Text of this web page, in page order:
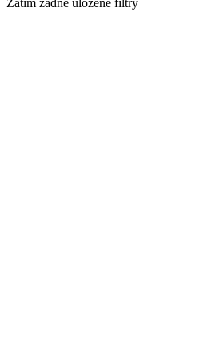
Zatím žádné uložené filtry